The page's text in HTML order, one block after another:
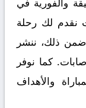
نقدم لك رحلة
ذلك، ننشر
كما نوفر
والأهداف